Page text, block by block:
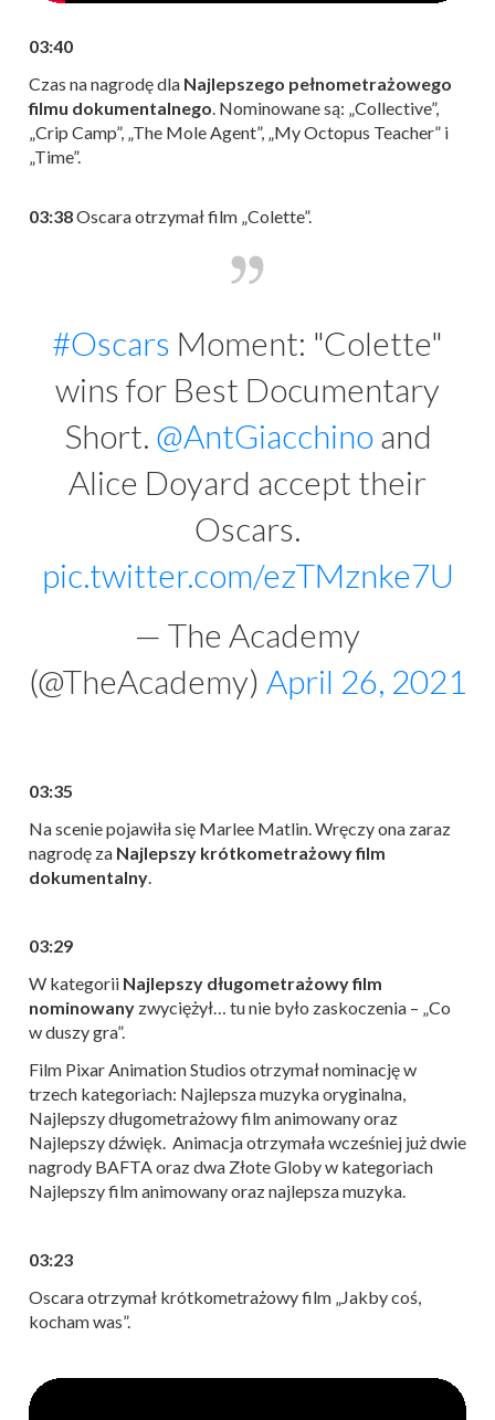
03:40
Czas na nagrodę dla Najlepszego pełnometrażowego
filmu dokumentalnego . Nominowane są: „Collective”,
„Crip Camp”, „The Mole Agent”, „My Octopus Teacher” i
„Time”.
03:38Oscara otrzymał film „Colette”.
#Oscars Moment: "Colette"
wins for Best Documentary
Short. @AntGiacchinoand
Alice Doyard accept their
Oscars.
pic.twitter.com/ezTMznke7U
— The Academy
(@TheAcademy) April 26, 2021
03:35
Na scenie pojawiła się Marlee Matlin. Wręczy ona zaraz
nagrodę za Najlepszy krótkometrażowy film
dokumentalny
03:29
W kategorii Najlepszy długometrażowy film
nominowany zwyciężył… tu nie było zaskoczenia – „Co
w duszy gra”.
Film Pixar Animation Studios otrzymał nominację w
trzech kategoriach: Najlepsza muzyka oryginalna,
Najlepszy długometrażowy film animowany oraz
Najlepszy dźwięk. Animacja otrzymała wcześniej już dwie
nagrody BAFTA oraz dwa Złote Globy w kategoriach
Najlepszy film animowany oraz najlepsza muzyka.
03:23
Oscara otrzymał krótkometrażowy film „Jakby coś,
kocham was”.